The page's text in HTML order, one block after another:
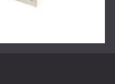
aby uzyskać